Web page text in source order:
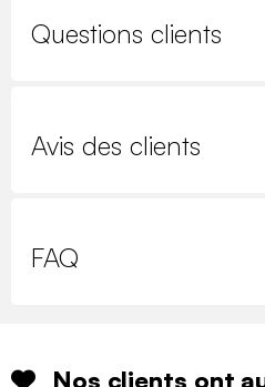
Questions clients
Avis des clients
FAQ
Nos clients ont